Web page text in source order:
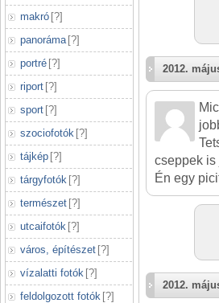
makró [?]
panoráma [?]
portré [?]
riport [?]
sport [?]
szociofotók [?]
tájkép [?]
tárgyfotók [?]
természet [?]
utcaifotók [?]
város, építészet [?]
vízalatti fotók [?]
feldolgozott fotók [?]
2012.
cseppek is
Én egy
2012.